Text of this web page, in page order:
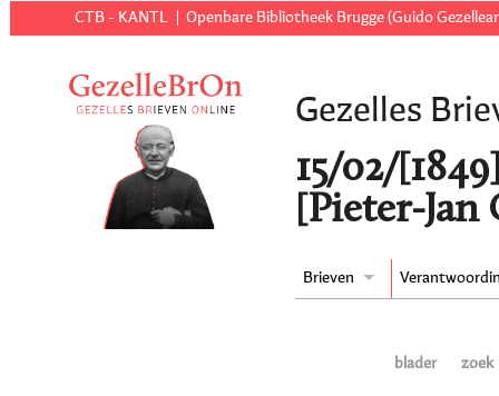
CTB - KANTL Openbare Bibliotheek Brugge (Guido
Gezelles
15/02/
[Pieter-Jan
Brieven
blader zoek